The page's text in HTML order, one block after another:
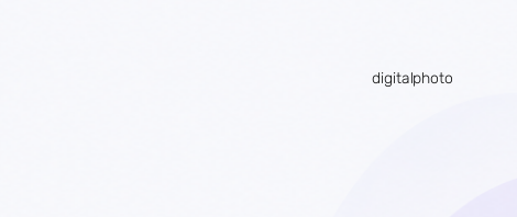
digitalphoto